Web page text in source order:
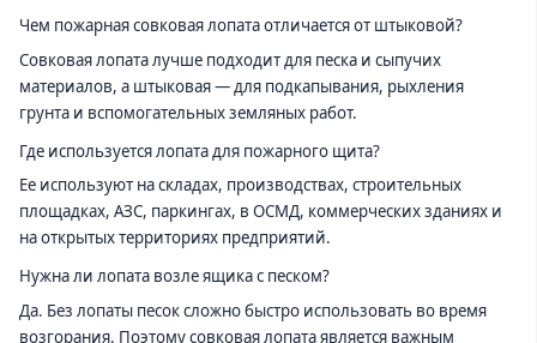
Чем пожарная совковая лопата отличается от штыковой?
Совковая лопата лучше подходит для песка и сыпучих
материалов, а штыковая — для подкапывания, рыхления
грунта и вспомогательных земляных работ.
Где используется лопата для пожарного щита?
Ее используют на складах, производствах, строительных
площадках, АЗС, паркингах, в ОСМД, коммерческих зданиях и
на открытых территориях предприятий.
Нужна ли лопата возле ящика с песком?
Да. Без лопаты песок сложно быстро использовать во время
возгорания. Поэтому совковая лопата является важным